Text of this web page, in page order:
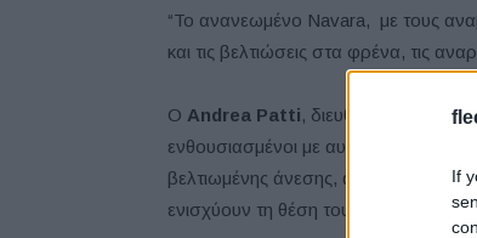
If
“To ανανεωμένο Νavara, με τους
και τις βελτιώσεις στα φρένα, τις
Ο Andrea Patti, διευθυντής LCV της
ενθουσιασμένοι με αυτό το, υψηλού
βελτιωμένης άνεσης, απόδοσης και
ενισχύουν τη θέση του Navara, ως το